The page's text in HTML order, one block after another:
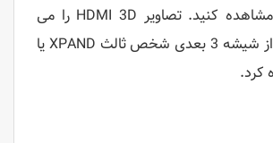
پشتیبانی شده مشاهده کنید. تصاویر HDMI 3D را می
توان با استفاده از شیشه 3 بعدی شخص ثالث XPAND یا